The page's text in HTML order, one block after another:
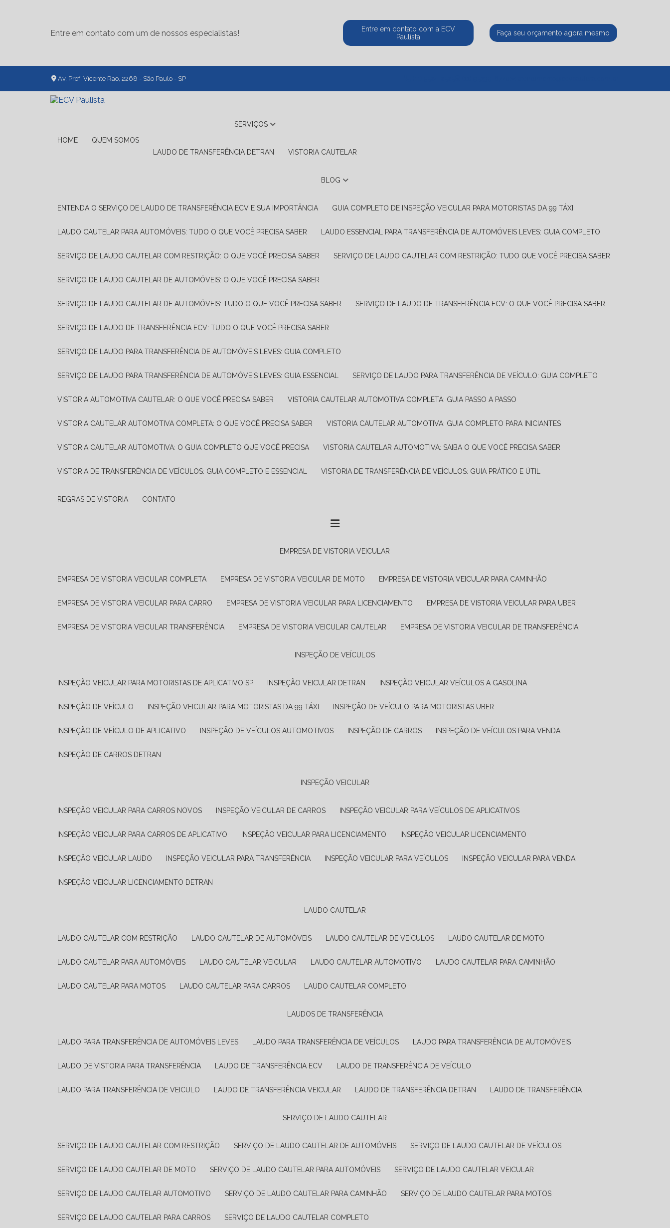
Entre em contato com um de nossos especialistas!
Entre em contato com a ECV
Paulista
Faça seu orçamento agora mesmo
Av. Prof. Vicente Rao, 2268 - São Paulo - SP
HOME QUEM SOMOS
SERVIÇOS
LAUDO DE TRANSFERÊNCIA DETRAN VISTORIA CAUTELAR
BLOG
ENTENDA O SERVIÇO DE LAUDO DE TRANSFERÊNCIA ECV E SUA IMPORTÂNCIA GUIA COMPLETO DE INSPEÇÃO VEICULAR PARA MOTORISTAS DA 99 TÁXI
LAUDO CAUTELAR PARA AUTOMÓVEIS: TUDO O QUE VOCÊ PRECISA SABER LAUDO ESSENCIAL PARA TRANSFERÊNCIA DE AUTOMÓVEIS LEVES: GUIA COMPLETO
SERVIÇO DE LAUDO CAUTELAR COM RESTRIÇÃO: O QUE VOCÊ PRECISA SABER SERVIÇO DE LAUDO CAUTELAR COM RESTRIÇÃO: TUDO QUE VOCÊ PRECISA SABER
SERVIÇO DE LAUDO CAUTELAR DE AUTOMÓVEIS: O QUE VOCÊ PRECISA SABER
SERVIÇO DE LAUDO CAUTELAR DE AUTOMÓVEIS: TUDO O QUE VOCÊ PRECISA SABER SERVIÇO DE LAUDO DE TRANSFERÊNCIA ECV: O QUE VOCÊ PRECISA SABER
SERVIÇO DE LAUDO DE TRANSFERÊNCIA ECV: TUDO O QUE VOCÊ PRECISA SABER
SERVIÇO DE LAUDO PARA TRANSFERÊNCIA DE AUTOMÓVEIS LEVES: GUIA COMPLETO
SERVIÇO DE LAUDO PARA TRANSFERÊNCIA DE AUTOMÓVEIS LEVES: GUIA ESSENCIAL SERVIÇO DE LAUDO PARA TRANSFERÊNCIA DE VEÍCULO: GUIA COMPLETO
VISTORIA AUTOMOTIVA CAUTELAR: O QUE VOCÊ PRECISA SABER VISTORIA CAUTELAR AUTOMOTIVA COMPLETA: GUIA PASSO A PASSO
VISTORIA CAUTELAR AUTOMOTIVA COMPLETA: O QUE VOCÊ PRECISA SABER VISTORIA CAUTELAR AUTOMOTIVA: GUIA COMPLETO PARA INICIANTES
VISTORIA CAUTELAR AUTOMOTIVA: O GUIA COMPLETO QUE VOCÊ PRECISA VISTORIA CAUTELAR AUTOMOTIVA: SAIBA O QUE VOCÊ PRECISA SABER
VISTORIA DE TRANSFERÊNCIA DE VEÍCULOS: GUIA COMPLETO E ESSENCIAL VISTORIA DE TRANSFERÊNCIA DE VEÍCULOS: GUIA PRÁTICO E ÚTIL
REGRAS DE VISTORIA CONTATO
EMPRESA DE VISTORIA VEICULAR
EMPRESA DE VISTORIA VEICULAR COMPLETA EMPRESA DE VISTORIA VEICULAR DE MOTO EMPRESA DE VISTORIA VEICULAR PARA CAMINHÃO
EMPRESA DE VISTORIA VEICULAR PARA CARRO EMPRESA DE VISTORIA VEICULAR PARA LICENCIAMENTO EMPRESA DE VISTORIA VEICULAR PARA UBER
EMPRESA DE VISTORIA VEICULAR TRANSFERÊNCIA EMPRESA DE VISTORIA VEICULAR CAUTELAR EMPRESA DE VISTORIA VEICULAR DE TRANSFERÊNCIA
INSPEÇÃO DE VEÍCULOS
INSPEÇÃO VEICULAR PARA MOTORISTAS DE APLICATIVO SP INSPEÇÃO VEICULAR DETRAN INSPEÇÃO VEICULAR VEÍCULOS A GASOLINA
INSPEÇÃO DE VEÍCULO INSPEÇÃO VEICULAR PARA MOTORISTAS DA 99 TÁXI INSPEÇÃO DE VEÍCULO PARA MOTORISTAS UBER
INSPEÇÃO DE VEÍCULO DE APLICATIVO INSPEÇÃO DE VEÍCULOS AUTOMOTIVOS INSPEÇÃO DE CARROS INSPEÇÃO DE VEÍCULOS PARA VENDA
INSPEÇÃO DE CARROS DETRAN
INSPEÇÃO VEICULAR
INSPEÇÃO VEICULAR PARA CARROS NOVOS INSPEÇÃO VEICULAR DE CARROS INSPEÇÃO VEICULAR PARA VEÍCULOS DE APLICATIVOS
INSPEÇÃO VEICULAR PARA CARROS DE APLICATIVO INSPEÇÃO VEICULAR PARA LICENCIAMENTO INSPEÇÃO VEICULAR LICENCIAMENTO
INSPEÇÃO VEICULAR LAUDO INSPEÇÃO VEICULAR PARA TRANSFERÊNCIA INSPEÇÃO VEICULAR PARA VEÍCULOS INSPEÇÃO VEICULAR PARA VENDA
INSPEÇÃO VEICULAR LICENCIAMENTO DETRAN
LAUDO CAUTELAR
LAUDO CAUTELAR COM RESTRIÇÃO LAUDO CAUTELAR DE AUTOMÓVEIS LAUDO CAUTELAR DE VEÍCULOS LAUDO CAUTELAR DE MOTO
LAUDO CAUTELAR PARA AUTOMÓVEIS LAUDO CAUTELAR VEICULAR LAUDO CAUTELAR AUTOMOTIVO LAUDO CAUTELAR PARA CAMINHÃO
LAUDO CAUTELAR PARA MOTOS LAUDO CAUTELAR PARA CARROS LAUDO CAUTELAR COMPLETO
LAUDOS DE TRANSFERÊNCIA
LAUDO PARA TRANSFERÊNCIA DE AUTOMÓVEIS LEVES LAUDO PARA TRANSFERÊNCIA DE VEÍCULOS LAUDO PARA TRANSFERÊNCIA DE AUTOMÓVEIS
LAUDO DE VISTORIA PARA TRANSFERÊNCIA LAUDO DE TRANSFERÊNCIA ECV LAUDO DE TRANSFERÊNCIA DE VEÍCULO
LAUDO PARA TRANSFERÊNCIA DE VEICULO LAUDO DE TRANSFERÊNCIA VEICULAR LAUDO DE TRANSFERÊNCIA DETRAN LAUDO DE TRANSFERÊNCIA
SERVIÇO DE LAUDO CAUTELAR
SERVIÇO DE LAUDO CAUTELAR COM RESTRIÇÃO SERVIÇO DE LAUDO CAUTELAR DE AUTOMÓVEIS SERVIÇO DE LAUDO CAUTELAR DE VEÍCULOS
SERVIÇO DE LAUDO CAUTELAR DE MOTO SERVIÇO DE LAUDO CAUTELAR PARA AUTOMÓVEIS SERVIÇO DE LAUDO CAUTELAR VEICULAR
SERVIÇO DE LAUDO CAUTELAR AUTOMOTIVO SERVIÇO DE LAUDO CAUTELAR PARA CAMINHÃO SERVIÇO DE LAUDO CAUTELAR PARA MOTOS
SERVIÇO DE LAUDO CAUTELAR PARA CARROS SERVIÇO DE LAUDO CAUTELAR COMPLETO